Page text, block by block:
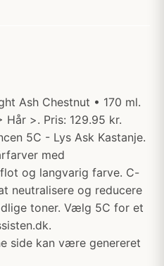
Ash Chestnut • 170 ml.
Hår >. Pris: 129.95 kr.
5C - Lys Ask Kastanje.
med
og langvarig farve. C-
neutralisere og reducere
toner. Vælg 5C for et
side kan være genereret